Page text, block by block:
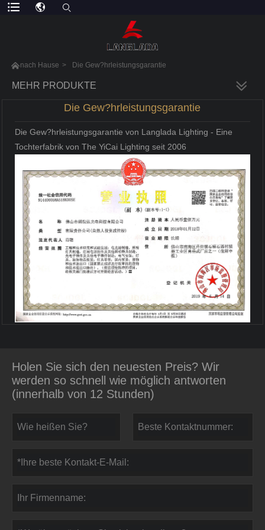
nach Hause > Die Gew?hrleistungsgarantie
MEHR PRODUKTE
Die Gew?hrleistungsgarantie
Die Gew?hrleistungsgarantie von Langlada Lighting - Eine
Tochterfabrik von The YiCai Lighting seit 2006
Holen Sie sich den neuesten Preis? Wir
werden so schnell wie möglich antworten
(innerhalb von 12 Stunden)